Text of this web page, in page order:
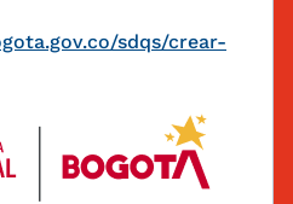
sdqs/crear-